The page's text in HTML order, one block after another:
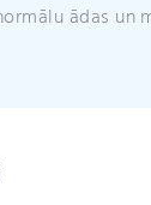
ādas un